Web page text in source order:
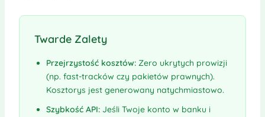
Twarde Zalety
Przejrzystość kosztów:Zero ukrytych prowizji
(np. fast-tracków czy pakietów prawnych).
Kosztorys jest generowany natychmiastowo.
Szybkość API:Jeśli Twoje konto w banku i